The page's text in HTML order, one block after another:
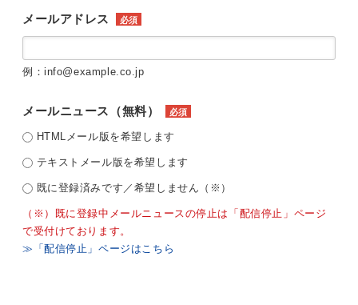
メールアドレス 必須
例：info@example.co.jp
メールニュース（無料） 必須
HTMLメール版を希望します
テキストメール版を希望します
既に登録済みです／希望しません（※）
（※）既に登録中メールニュースの停止は「配信停止」ページ
で受付けております。
≫「配信停止」ページはこちら